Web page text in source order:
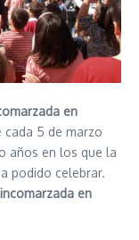
en
cada 5 de marzo
años en los que la
podido celebrar.
en